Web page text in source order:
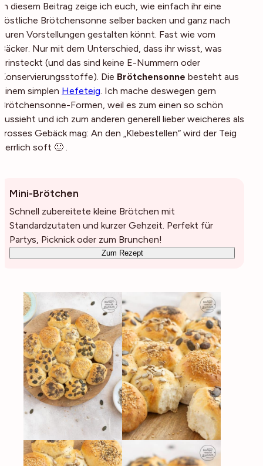
In diesem Beitrag zeige ich euch, wie einfach ihr eine
köstliche Brötchensonne selber backen und ganz nach
euren Vorstellungen gestalten könnt. Fast wie vom
Bäcker. Nur mit dem Unterschied, dass ihr wisst, was
drinsteckt (und das sind keine E-Nummern oder
Konservierungsstoffe). Die Brötchensonne besteht aus
einem simplen Hefeteig. Ich mache deswegen gern
Brötchensonne-Formen, weil es zum einen so schön
aussieht und ich zum anderen generell lieber weicheres als
krosses Gebäck mag: An den „Klebestellen“ wird der Teig
herrlich soft 🙂 .
Mini-Brötchen
Schnell zubereitete kleine Brötchen mit
Standardzutaten und kurzer Gehzeit. Perfekt für
Partys, Picknick oder zum Brunchen!
Zum Rezept